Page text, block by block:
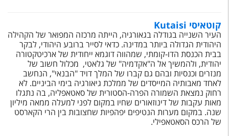
שירות לקוחות
טופס צור קשר
תקנון
נגישות
עקבו אחרינו
קוטאיסי Kutaisi
העיר השנייה בגודלה בגאורגיה, הייתה מרכזה המפואר של הקהילה
היהודית הגדולה ביותר במדינה. כדאי לסייר ברובע היהודי, לבקר
בבית הכנסת הדו-קומתי, שמהווה דוגמא ייחודית של ארכיטקטורה
יהודית, ולהמשיך אל ה"אקדמיה" של גלאטי, מכלול חשוב של
מנזרים וכנסיות ובהם גם קברו של המלך דויד "הבנאי", הנחשב
לאחד מאבותיה המייסדים של ממלכת גיאורגיה בימי הביניים. לא
רחוק נמצאת השמורה הפרה-הסטורית של סאטאפליה, בה נתגלו
מאות עקבות של דינוזאורים שחיו במקום לפני למעלה ממאה מיליון
שנה. במקום מערות הנטיפים יפהפיות שחצובות בין הרי הקארסט
של הרכס הסאטאפילי.